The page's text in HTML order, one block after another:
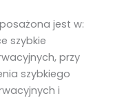
jest w:
szybkie
przy
szybkiego
i